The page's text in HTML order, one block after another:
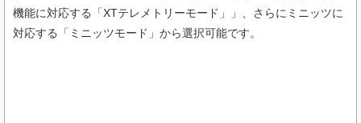
機能に対応する「XTテレメトリーモード」
」、さらにミニッツに
対応する「ミニッツモード」 から選択可能です。